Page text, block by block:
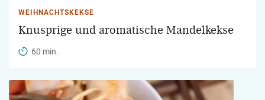
WEIHNACHTSKEKSE
Knusprige und aromatische Mandelkekse
60 min.